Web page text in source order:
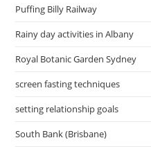
Puffing Billy Railway
Rainy day activities in Albany
Royal Botanic Garden Sydney
screen fasting techniques
setting relationship goals
South Bank (Brisbane)